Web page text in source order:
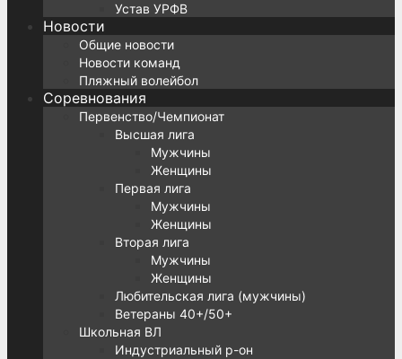
Устав УРФВ
Новости
Общие новости
Новости команд
Пляжный волейбол
Соревнования
Первенство/Чемпионат
Высшая лига
Мужчины
Женщины
Первая лига
Мужчины
Женщины
Вторая лига
Мужчины
Женщины
Любительская лига (мужчины)
Ветераны 40+/50+
Школьная ВЛ
Индустриальный р-он